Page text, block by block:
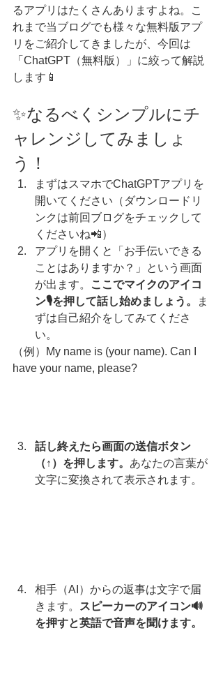
るアプリはたくさんありますよね。こ
れまで当ブログでも様々な無料版アプ
リをご紹介してきましたが、今回は
「ChatGPT（無料版）」に絞って解説
します📱
✨なるべくシンプルにチ
ャレンジしてみましょ
う！
まずはスマホでChatGPTアプリを
開いてください（ダウンロードリ
ンクは前回ブログをチェックして
くださいね📲）
アプリを開くと「お手伝いできる
ことはありますか？」という画面
が出ます。
ここでマイクのアイコ
ン🎙️を押して話し始めましょう。
ま
ずは自己紹介をしてみてくださ
い。
（例）My name is (your name). Can I
have your name, please?
話し終えたら画面の送信ボタン
（↑）を押します。 あなたの言葉が
文字に変換されて表示されます。
相手（AI）からの返事は文字で届
きます。
スピーカーのアイコン🔊
を押すと英語で音声を聞けます。